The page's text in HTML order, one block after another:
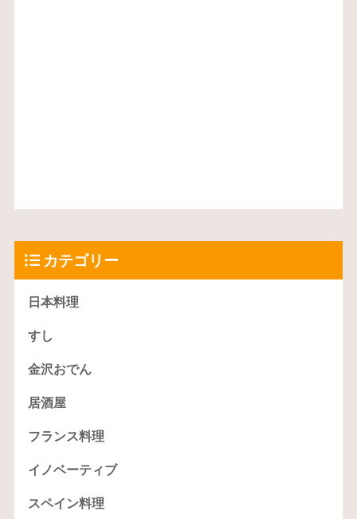
カテゴリー
日本料理
すし
金沢おでん
居酒屋
フランス料理
イノベーティブ
スペイン料理